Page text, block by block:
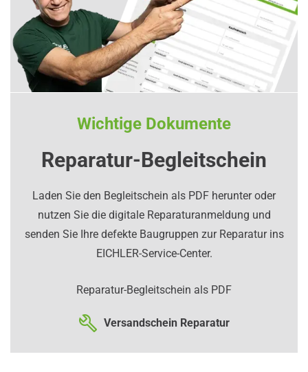
Wichtige Dokumente
Reparatur-Begleitschein
Laden Sie den Begleitschein als PDF herunter oder
nutzen Sie die digitale Reparaturanmeldung und
senden Sie Ihre defekte Baugruppen zur Reparatur ins
EICHLER-Service-Center.
Reparatur-Begleitschein als PDF
Versandschein Reparatur